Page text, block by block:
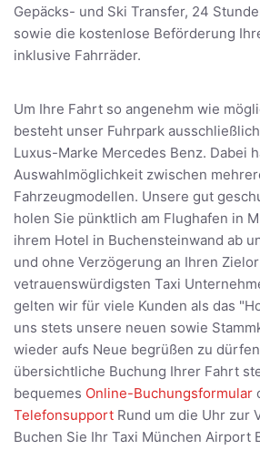
Gepäcks- und Ski Transfer, 24
sowie die kostenlose Beförderung
inklusive Fahrräder.
Um Ihre Fahrt so angenehm wie
besteht unser Fuhrpark
Luxus-Marke Mercedes Benz. Dabei
Auswahlmöglichkeit zwischen
Fahrzeugmodellen. Unsere gut
holen Sie pünktlich am Flughafen in
ihrem Hotel in Buchensteinwand ab
und ohne Verzögerung an Ihren
vetrauenswürdigsten Taxi
gelten wir für viele Kunden als das
uns stets unsere neuen sowie
wieder aufs Neue begrüßen zu
übersichtliche Buchung Ihrer Fahrt
bequemes Online-Buchungsformular
Telefonsupport Rund um die Uhr zur
Buchen Sie Ihr Taxi München Airport